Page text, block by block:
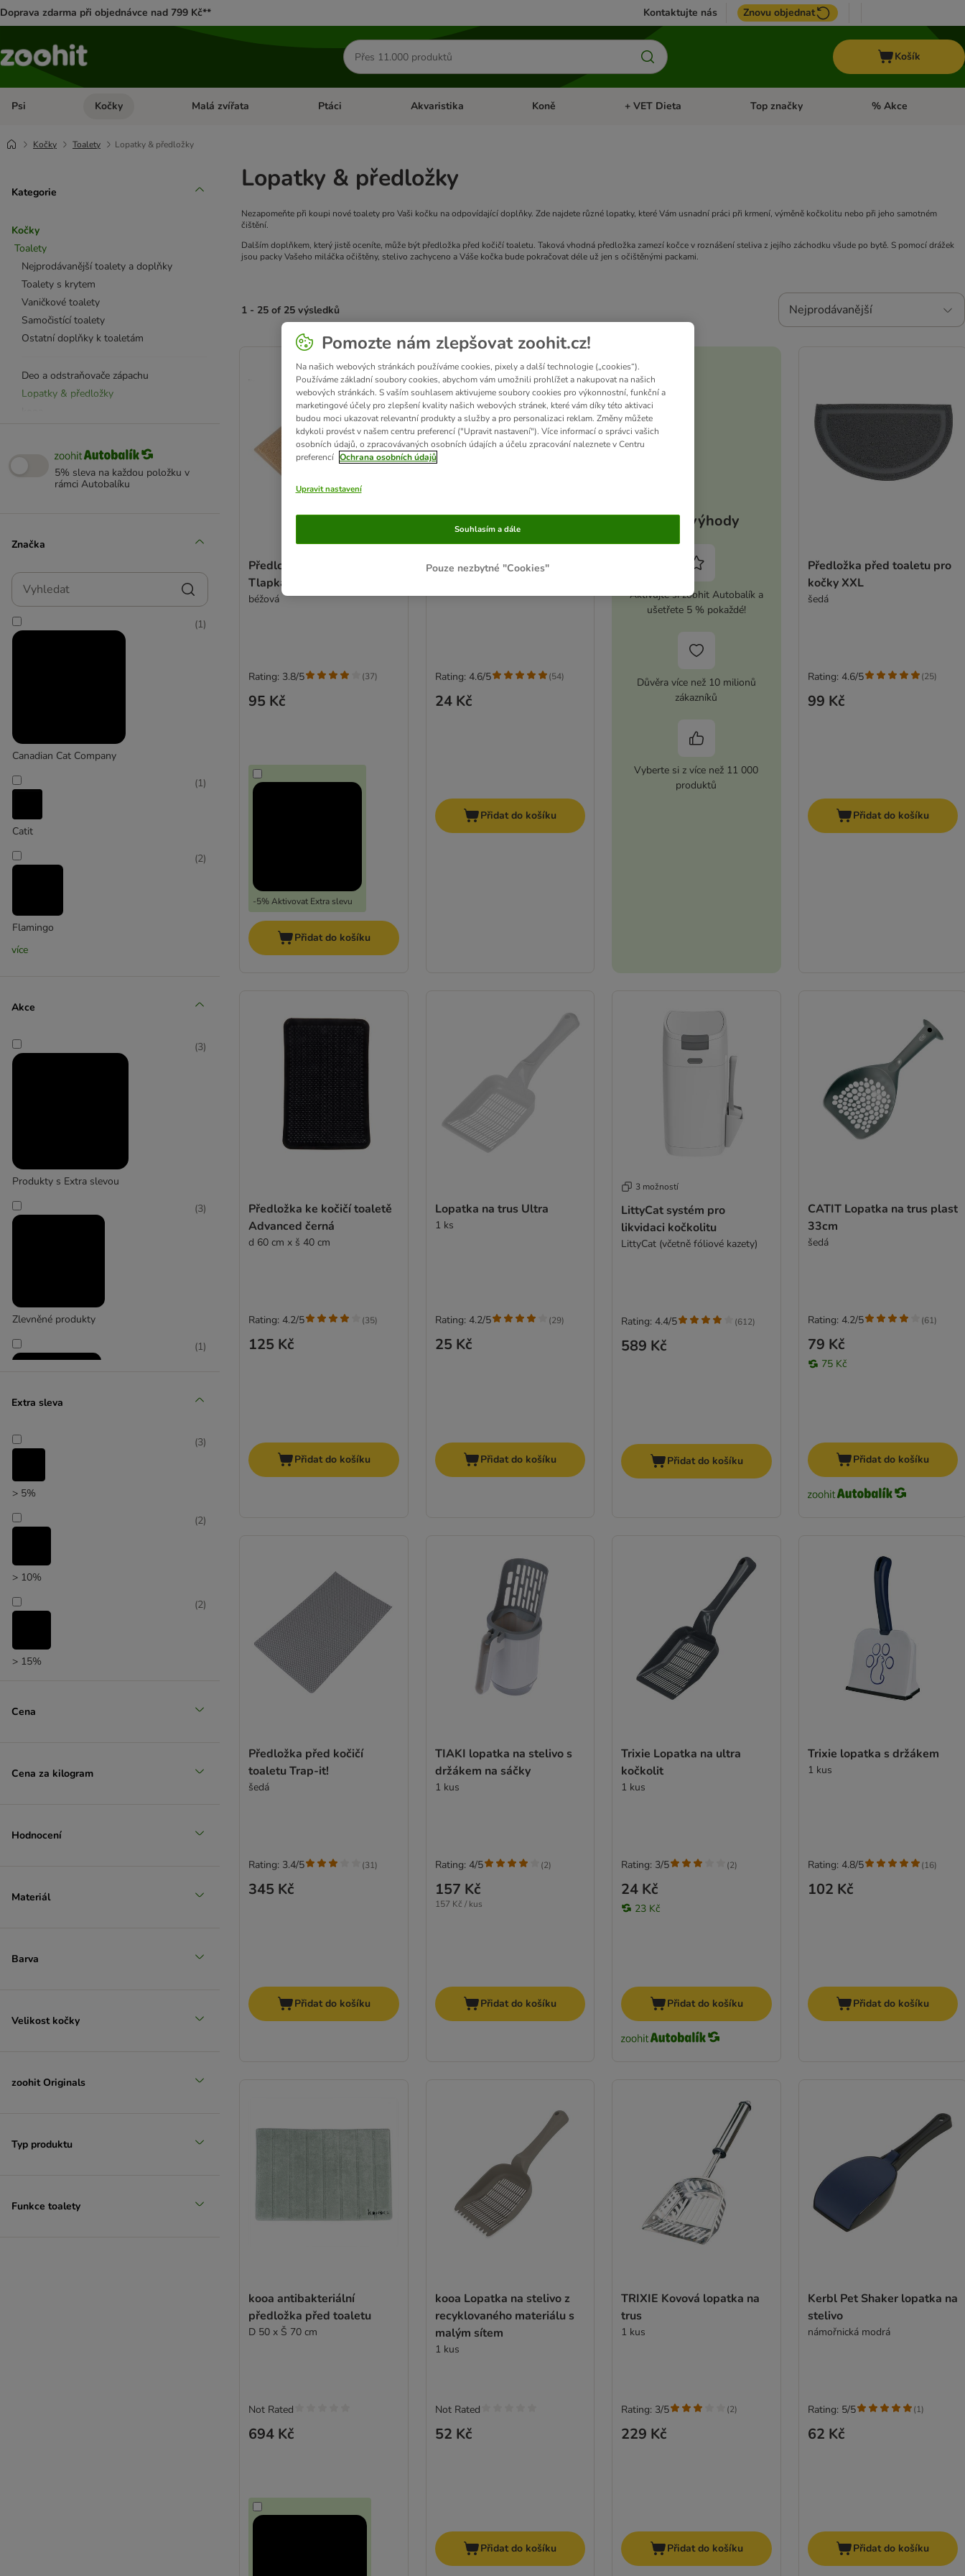
Doprava zdarma při objednávce nad 799 Kč** Kontaktujte nás Znovu objednat
Hledat
produkty
Košík
Psi Otevřít menu: Psi
Kočky Otevřít menu: Kočky
Malá zvířata Otevřít menu: Malá zvířata
Ptáci Otevřít menu: Ptáci
Akvaristika Otevřít menu: Akvaristika
Koně Otevřít menu: Koně
+ VET Dieta Otevřít menu: + VET Dieta
Top značky Otevřít menu: Top
% Akce
Kočky Toalety Lopatky & předložky
Kategorie
Kočky
Toalety
Nejprodávanější toalety a doplňky
Toalety s krytem
Vaničkové toalety
Samočistící toalety
Ostatní doplňky k toaletám
Deo a odstraňovače zápachu
Lopatky & předložky
5% sleva na každou položku v
rámci Autobalíku
Značka
Vyhledat
Canadian Cat Company
(1)
Catit
(1)
Flamingo
(2)
(5)
více
Akce
Produkty s Extra slevou
(3)
Zlevněné produkty
(3)
zoohit doporučuje
(1)
Extra sleva
> 5%
(3)
> 10%
(2)
> 15%
(2)
Cena
Cena za kilogram
Hodnocení
Materiál
Barva
Velikost kočky
zoohit Originals
Typ produktu
Funkce toalety
Lopatky & předložky
Nezapomeňte při koupi nové toalety pro Vaši kočku na odpovídající doplňky. Zde najdete různé lopatky, které Vám usnadní práci při krmení, výměně kočkolitu nebo při jeho samotném
čištění.
Dalším doplňkem, který jistě oceníte, může být předložka před kočičí toaletu. Taková vhodná předložka zamezí kočce v roznášení steliva z jejího záchodku všude po bytě. S pomocí drážek
jsou packy Vašeho miláčka očištěny, stelivo zachyceno a Váše kočka bude pokračovat déle už jen s očištěnými packami.
1 - 25 of 25 výsledků Nejprodávanější
product items have been changed
Předložka před toaletu
Tlapka
béžová
95 Kč
-5% Aktivovat Extra slevu
Rating: 3.8/5 (37)
Přidat do košíku
zoohit doporučuje
Lopatka na trus
24 Kč
Rating: 4.6/5 (54)
Přidat do košíku
Vaše výhody
Aktivujte si zoohit Autobalík a
ušetřete 5 % pokaždé!
Důvěra více než 10 milionů
zákazníků
Vyberte si z více než 11 000
produktů
Předložka před toaletu pro
kočky XXL
šedá
99 Kč
Rating: 4.6/5 (25)
Přidat do košíku
Předložka ke kočičí toaletě
Advanced černá
d 60 cm x š 40 cm
125 Kč
Rating: 4.2/5 (35)
Přidat do košíku
Lopatka na trus Ultra
1 ks
25 Kč
Rating: 4.2/5 (29)
Přidat do košíku
3 možností
LittyCat systém pro
likvidaci kočkolitu
LittyCat (včetně fóliové kazety)
589 Kč
Rating: 4.4/5 (612)
Přidat do košíku
CATIT Lopatka na trus plast
33cm
šedá
79 Kč
75 Kč
Rating: 4.2/5 (61)
Přidat do košíku
Předložka před kočičí
toaletu Trap-it!
šedá
345 Kč
Rating: 3.4/5 (31)
Přidat do košíku
TIAKI lopatka na stelivo s
držákem na sáčky
1 kus
157 Kč
157 Kč / kus
Rating: 4/5 (2)
Přidat do košíku
Trixie Lopatka na ultra
kočkolit
1 kus
24 Kč
23 Kč
Rating: 3/5 (2)
Přidat do košíku
Trixie lopatka s držákem
1 kus
102 Kč
Rating: 4.8/5 (16)
Přidat do košíku
kooa antibakteriální
předložka před toaletu
D 50 x Š 70 cm
694 Kč
Not Rated
kooa Lopatka na stelivo z
recyklovaného materiálu s
malým sítem
1 kus
52 Kč
Not Rated
Přidat do košíku
TRIXIE Kovová lopatka na
trus
1 kus
229 Kč
Rating: 3/5 (2)
Přidat do košíku
Kerbl Pet Shaker lopatka na
stelivo
námořnická modrá
62 Kč
Rating: 5/5 (1)
Přidat do košíku
Pomozte nám zlepšovat zoohit.cz!
Na našich webových stránkách používáme cookies, pixely a další technologie („cookies“).
Používáme základní soubory cookies, abychom vám umožnili prohlížet a nakupovat na našich
webových stránkách. S vaším souhlasem aktivujeme soubory cookies pro výkonnostní, funkční a
marketingové účely pro zlepšení kvality našich webových stránek, které vám díky této aktivaci
budou moci ukazovat relevantní produkty a služby a pro personalizaci reklam. Změny můžete
kdykoli provést v našem centru preferencí ("Upravit nastavení"). Více informací o správci vašich
osobních údajů, o zpracovávaných osobních údajích a účelu zpracování naleznete v Centru
preferencí Ochrana osobních údajů
Upravit nastavení
Pouze nezbytné "Cookies"
Souhlasím a dále